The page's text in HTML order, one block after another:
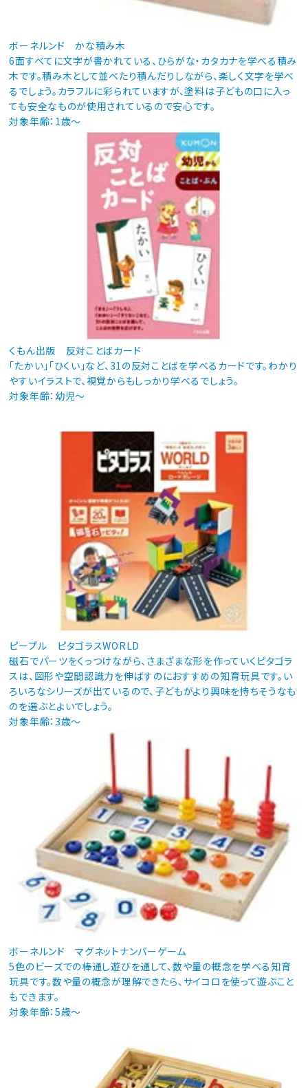
ボーネルンド かな積み木
6面すべてに文字が書かれている、ひらがな・カタカナを学べる積み
木です。積み木として並べたり積んだりしながら、楽しく文字を学べ
るでしょう。カラフルに彩られていますが、塗料は子どもの口に入っ
ても安全なものが使用されているので安心です。
対象年齢：1歳～
くもん出版 反対ことばカード
「たかい」「ひくい」など、31の反対ことばを学べるカードです。わかり
やすいイラストで、視覚からもしっかり学べるでしょう。
対象年齢：幼児～
ピープル ピタゴラスWORLD
磁石でパーツをくっつけながら、さまざまな形を作っていくピタゴラ
スは、図形や空間認識力を伸ばすのにおすすめの知育玩具です。い
ろいろなシリーズが出ているので、子どもがより興味を持ちそうなも
のを選ぶとよいでしょう。
対象年齢：3歳～
ボーネルンド マグネットナンバーゲーム
5色のビーズでの棒通し遊びを通して、数や量の概念を学べる知育
玩具です。数や量の概念が理解できたら、サイコロを使って遊ぶこと
もできます。
対象年齢：5歳～